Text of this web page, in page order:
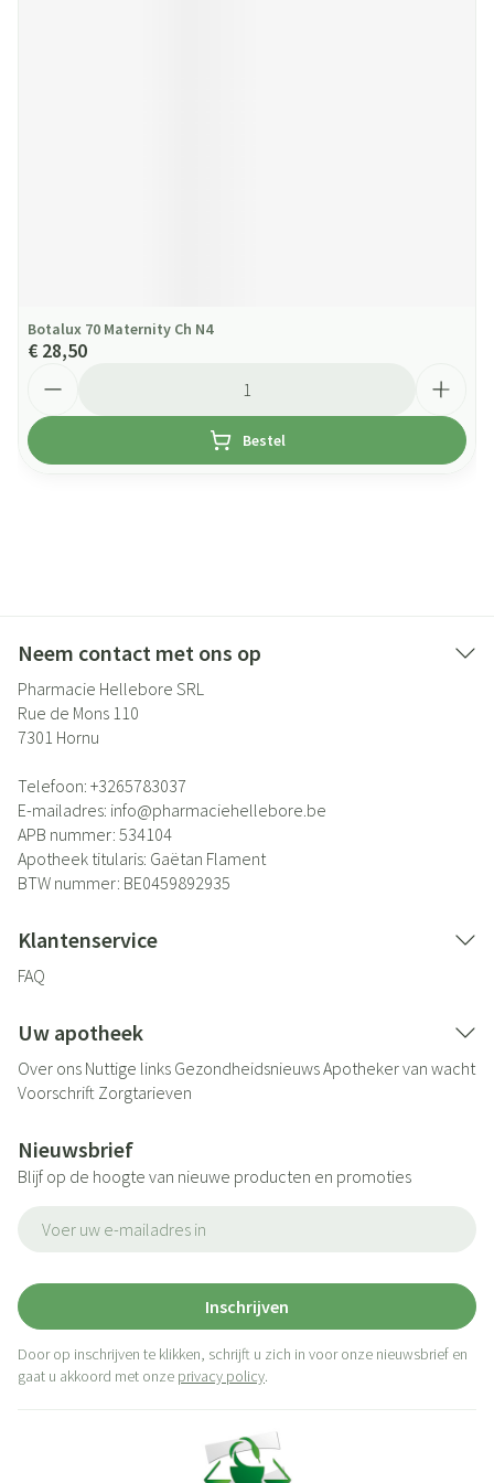
Botalux 70 Maternity Ch N4
€ 28,50
Bestel
Neem contact met ons op
Pharmacie Hellebore SRL
Rue de Mons 110
7301 Hornu
Telefoon: +3265783037
E-mailadres: info@pharmaciehellebore.be
APB nummer: 534104
Apotheek titularis: Gaëtan Flament
BTW nummer: BE0459892935
Klantenservice
FAQ
Uw apotheek
Over ons Nuttige links GezondheidsnieuwsApotheker van wacht
Voorschrift Zorgtarieven
Nieuwsbrief
Blijf op de hoogte van nieuwe producten en promoties
Inschrijven
Door op inschrijven te klikken, schrijft u zich in voor onze nieuwsbrief en
gaat u akkoord met onze privacy policy.